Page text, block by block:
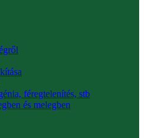
féregtelenítés, stb
és melegben